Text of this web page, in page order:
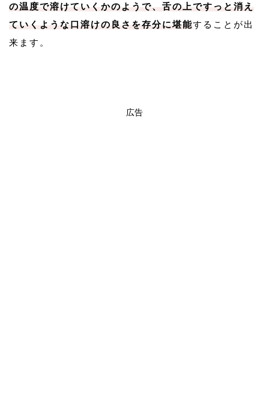
の温度で溶けていくかのようで、舌の上ですっと消え
ていくような口溶けの良さを存分に堪能することが出
来ます。
広告